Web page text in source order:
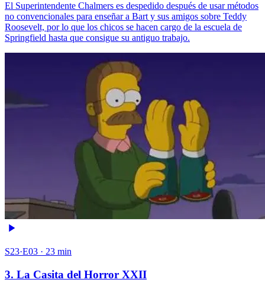
El Superintendente Chalmers es despedido después de usar métodos
no convencionales para enseñar a Bart y sus amigos sobre Teddy
Roosevelt, por lo que los chicos se hacen cargo de la escuela de
Springfield hasta que consigue su antiguo trabajo.
S23·E03 · 23 min
3. La Casita del Horror XXII